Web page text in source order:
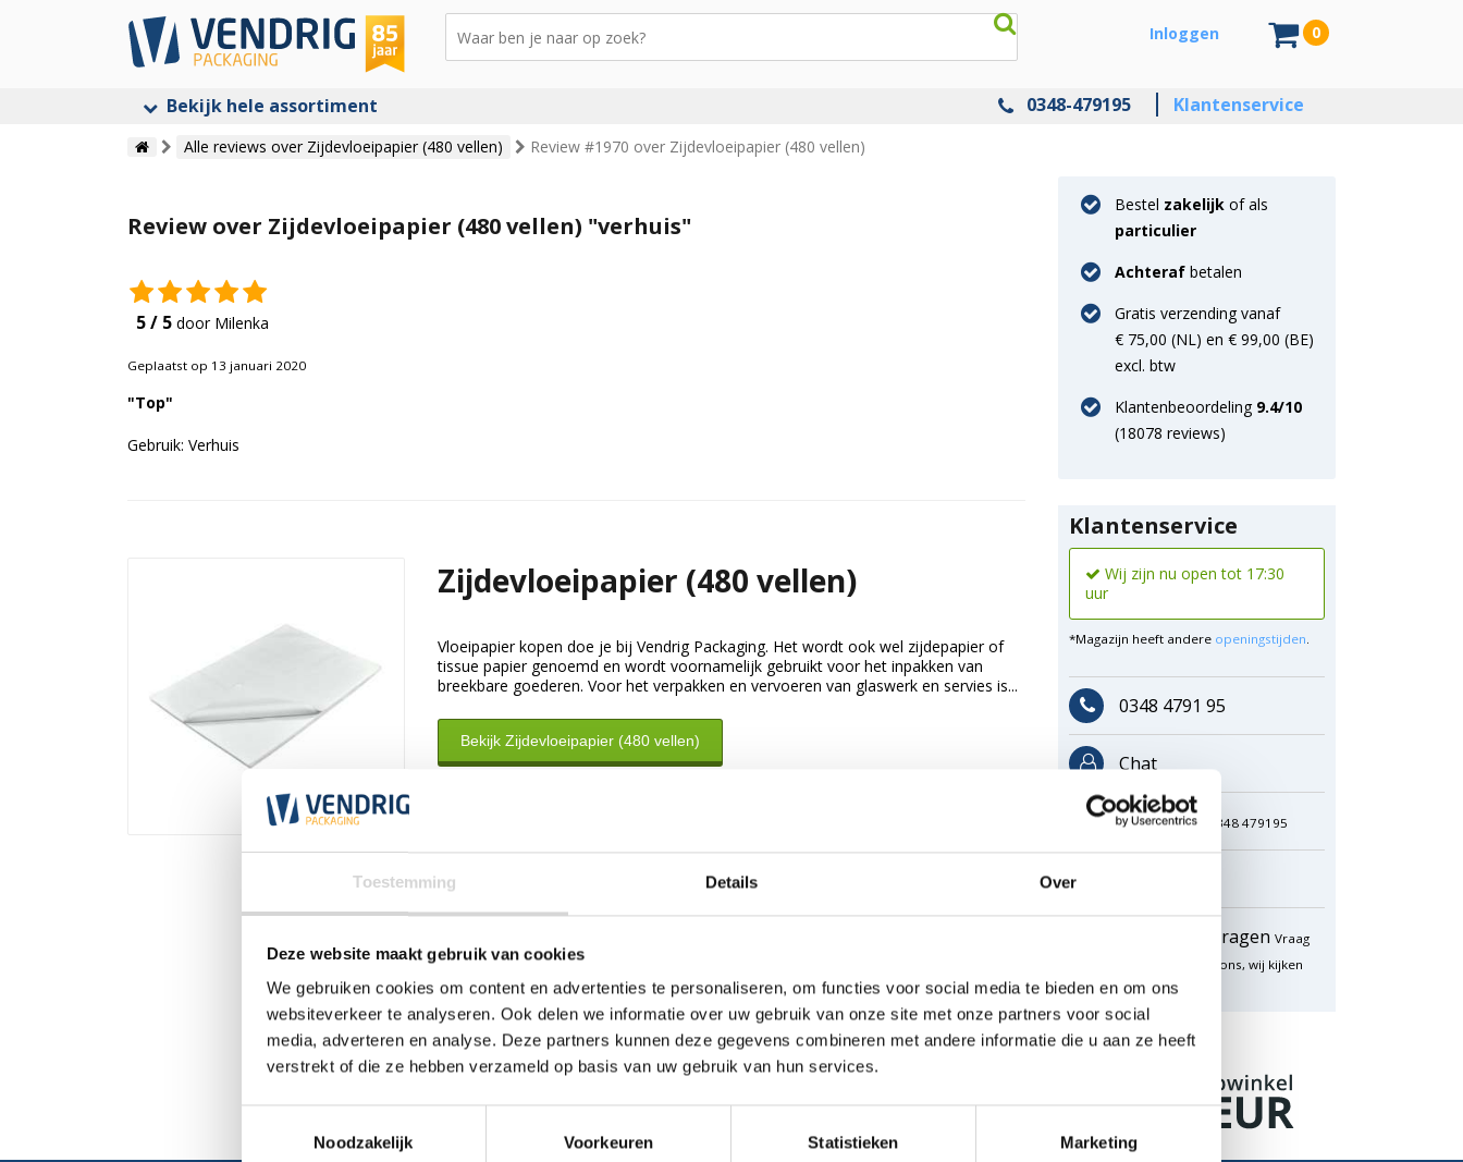
Toestemming Details Over
Deze website maakt gebruik van cookies
We gebruiken cookies om content en advertenties te personaliseren, om functies voor social media te bieden en om ons
websiteverkeer te analyseren. Ook delen we informatie over uw gebruik van onze site met onze partners voor social
media, adverteren en analyse. Deze partners kunnen deze gegevens combineren met andere informatie die u aan ze heeft
verstrekt of die ze hebben verzameld op basis van uw gebruik van hun services.
Noodzakelijk
Voorkeuren Statistieken Marketing
Inloggen 0
Bekijk hele assortiment 0348-479195 Klantenservice
Alle reviews over Zijdevloeipapier (480 vellen) Review #1970 over Zijdevloeipapier (480 vellen)
Review over Zijdevloeipapier (480 vellen) "verhuis"
5 / 5 door Milenka
Geplaatst op 13 januari 2020
"Top"
Gebruik: Verhuis
Zijdevloeipapier (480 vellen)
Vloeipapier kopen doe je bij Vendrig Packaging. Het wordt ook wel zijdepapier of
tissue papier genoemd en wordt voornamelijk gebruikt voor het inpakken van
breekbare goederen. Voor het verpakken en vervoeren van glaswerk en servies is...
Bekijk Zijdevloeipapier (480 vellen)
Bestel zakelijk of als
particulier
Achteraf betalen
Gratis verzending vanaf
€ 75,00 (NL) en € 99,00 (BE)
excl. btw
Klantenbeoordeling 9.4/10
(18078 reviews)
Klantenservice
Wij zijn nu open tot 17:30
uur
*Magazijn heeft andere openingstijden.
0348 4791 95
Chat
WhatsApp 0348 479195
Offerte aanvragen Vraag
een speciale prijs op bij ons, wij kijken
naar de mogelijkheden.